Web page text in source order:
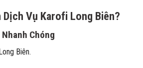
Dịch Vụ Karofi Long Biên?
Chóng
Biên.